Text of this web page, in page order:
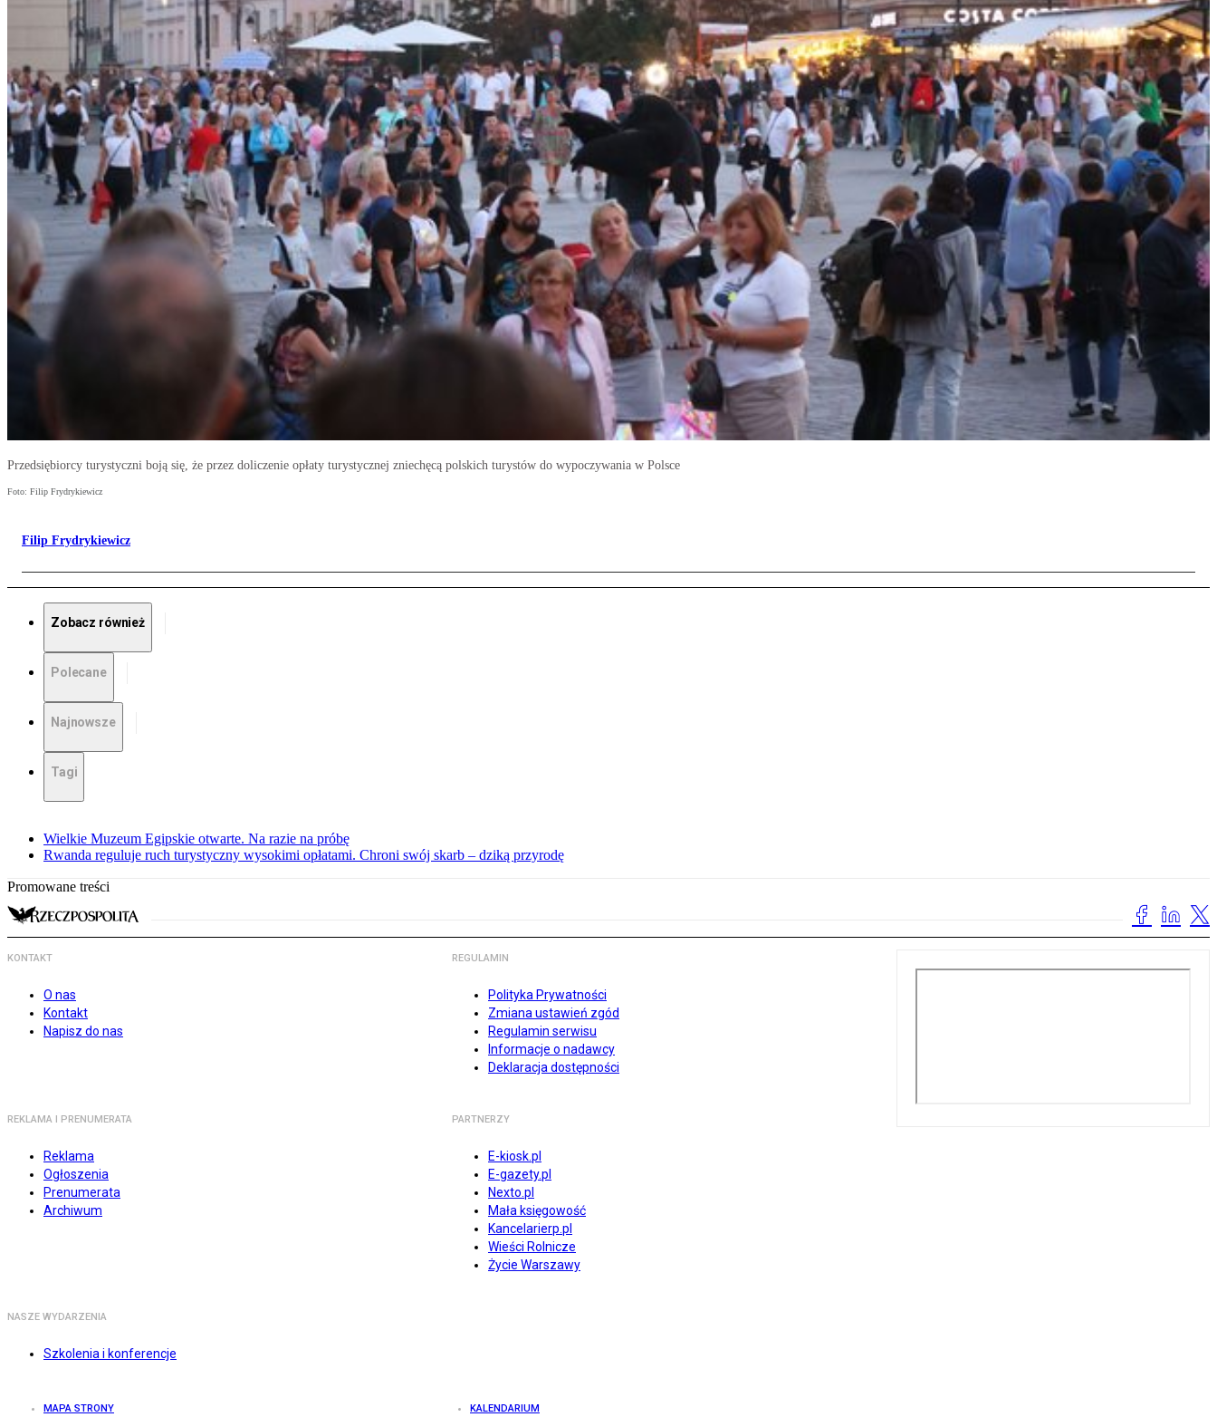
Przedsiębiorcy turystyczni boją się, że przez doliczenie opłaty turystycznej zniechęcą polskich turystów do wypoczywania w Polsce
Foto: Filip Frydrykiewicz
Filip Frydrykiewicz
Zobacz również
Polecane
Najnowsze
Tagi
Wielkie Muzeum Egipskie otwarte. Na razie na próbę
Rwanda reguluje ruch turystyczny wysokimi opłatami. Chroni swój skarb – dziką przyrodę
Promowane treści
KONTAKT
O nas
Kontakt
Napisz do nas
REGULAMIN
Polityka Prywatności
Zmiana ustawień zgód
Regulamin serwisu
Informacje o nadawcy
Deklaracja dostępności
REKLAMA I PRENUMERATA
Reklama
Ogłoszenia
Prenumerata
Archiwum
PARTNERZY
E-kiosk.pl
E-gazety.pl
Nexto.pl
Mała księgowość
Kancelarierp.pl
Wieści Rolnicze
Życie Warszawy
NASZE WYDARZENIA
Szkolenia i konferencje
MAPA STRONY KALENDARIUM